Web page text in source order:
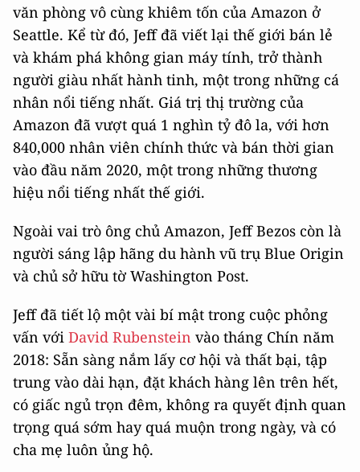
văn phòng vô cùng khiêm tốn của Amazon ở
Seattle. Kể từ đó, Jeff đã viết lại thế giới bán lẻ
và khám phá không gian máy tính, trở thành
người giàu nhất hành tinh, một trong những cá
nhân nổi tiếng nhất. Giá trị thị trường của
Amazon đã vượt quá 1 nghìn tỷ đô la, với hơn
840,000 nhân viên chính thức và bán thời gian
vào đầu năm 2020, một trong những thương
hiệu nổi tiếng nhất thế giới.
Ngoài vai trò ông chủ Amazon, Jeff Bezos còn là
người sáng lập hãng du hành vũ trụ Blue Origin
và chủ sở hữu tờ Washington Post.
Jeff đã tiết lộ một vài bí mật trong cuộc phỏng
vấn với David Rubenstein vào tháng Chín năm
2018: Sẵn sàng nắm lấy cơ hội và thất bại, tập
trung vào dài hạn, đặt khách hàng lên trên hết,
có giấc ngủ trọn đêm, không ra quyết định quan
trọng quá sớm hay quá muộn trong ngày, và có
cha mẹ luôn ủng hộ.